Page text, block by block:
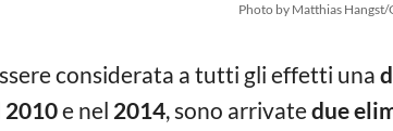
Photo by Matthias Hangst/
considerata a tutti gli effetti una
2010e nel 2014, sono arrivatedue